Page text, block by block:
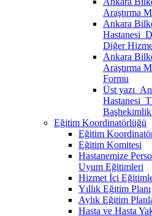
Araştırma
Ankara
Diğer
Ankara
Araştırma
Formu
Üst
Başhekimlik
Eğitim Koordinatörlüğü
Eğitim
Eğitim Komitesi
Hastanemize
Uyum Eğitimleri
Hizmet İçi
Yıllık Eğitim Planı
Aylık Eğitim
Hasta ve Hasta